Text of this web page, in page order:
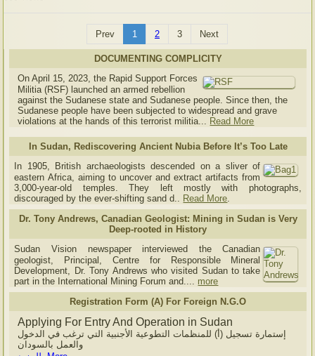
Prev 1 2 3 Next
DOCUMENTING COMPLICITY
On April 15, 2023, the Rapid Support Forces
Militia (RSF) launched an armed rebellion
against the Sudanese state and Sudanese people. Since then, the
Sudanese people have been subjected to widespread and grave
violations at the hands of this terrorist militia... Read More
In Sudan, Rediscovering Ancient Nubia Before It’s Too Late
In 1905, British archaeologists descended on a sliver of
eastern Africa, aiming to uncover and extract artifacts from
3,000-year-old temples. They left mostly with photographs,
discouraged by the ever-shifting sand d.. Read More.
Dr. Tony Andrews, Canadian Geologist: Mining in Sudan is Very
Deep-rooted in History
Sudan Vision newspaper interviewed the Canadian
geologist, Principal, Centre for Responsible Mineral
Development, Dr. Tony Andrews who visited Sudan to take
part in the International Mining Forum and.... more
Registration Form (A) For Foreign N.G.O
Applying For Entry And Operation in Sudan
إستمارة تسجيل (أ) للمنظمات التطوعية الأجنبية التي ترغب في الدخول
والعمل بالسودان